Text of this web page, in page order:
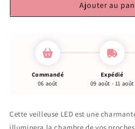
Ajouter au
Commandé
06 août
Expédié
09 août - 11 août
Cette veilleuse LED est une
illuminera la chambre de vos